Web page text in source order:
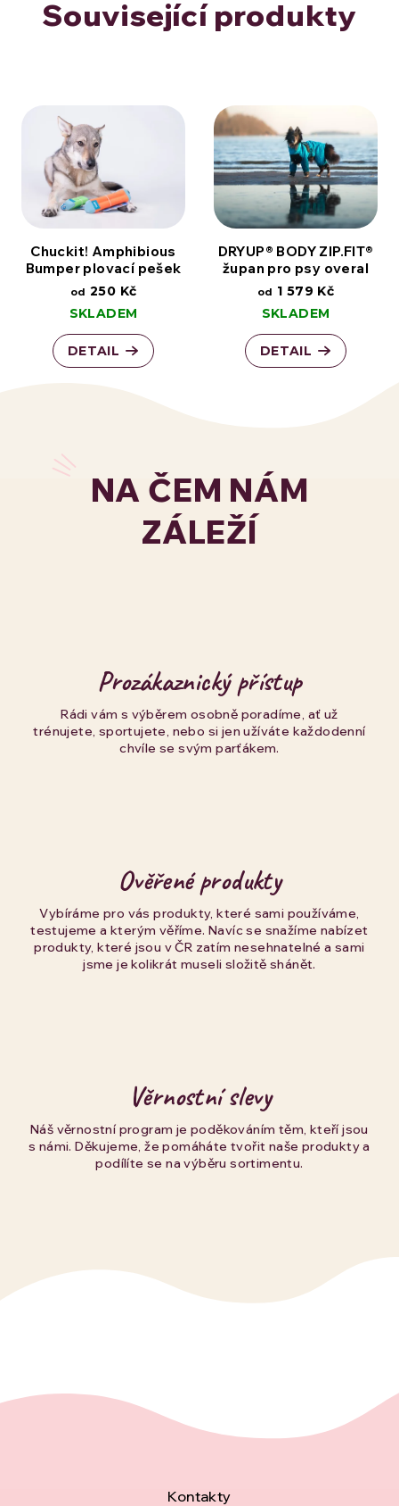
NA ČEM NÁM
ZÁLEŽÍ
Prozákaznický přístup
Rádi vám s výběrem osobně poradíme, ať už
trénujete, sportujete, nebo si jen užíváte každodenní
chvíle se svým parťákem.
Ověřené produkty
Vybíráme pro vás produkty, které sami používáme,
testujeme a kterým věříme. Navíc se snažíme nabízet
produkty, které jsou v ČR zatím nesehnatelné a sami
jsme je kolikrát museli složitě shánět.
Věrnostní slevy
Náš věrnostní program je poděkováním těm, kteří jsou
s námi. Děkujeme, že pomáháte tvořit naše produkty a
podílíte se na výběru sortimentu.
Související produkty
Chuckit! Amphibious
Bumper plovací pešek
od 250 Kč
SKLADEM
DETAIL
DRYUP® BODY ZIP.FIT®
župan pro psy overal
od 1 579 Kč
SKLADEM
DETAIL
Kontakty